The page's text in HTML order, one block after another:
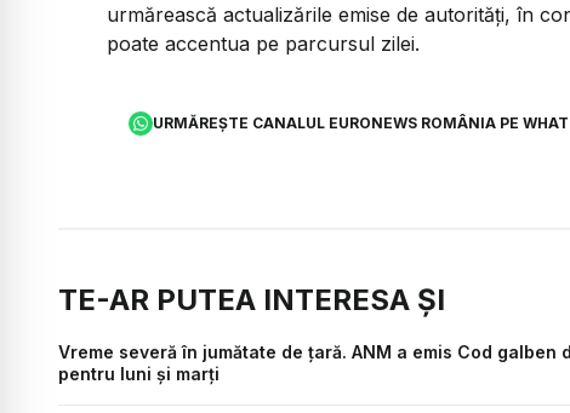
urmărească actualizările emise de autorități, în
poate accentua pe parcursul zilei.
URMĂREȘTE CANALUL EURONEWS ROMÂNIA PE
TE-AR PUTEA INTERESA ȘI
Vreme severă în jumătate de țară. ANM a emis Cod
pentru luni și marți